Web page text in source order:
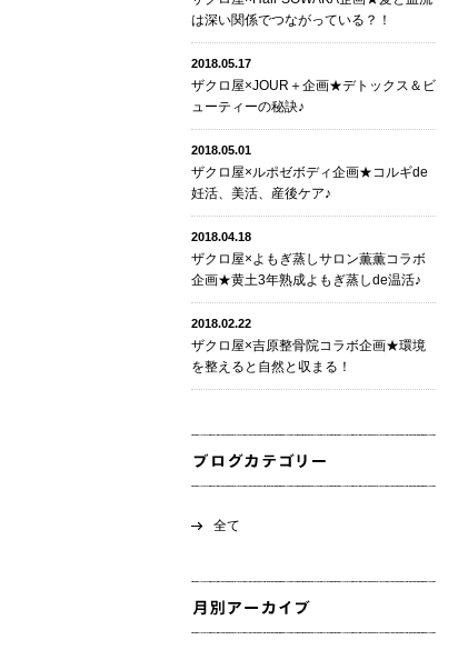
は深い関係でつながっている？！
2018.05.17
ザクロ屋×JOUR＋企画★デトックス＆ビ
ューティーの秘訣♪
2018.05.01
ザクロ屋×ルポゼボディ企画★コルギde
妊活、美活、産後ケア♪
2018.04.18
ザクロ屋×よもぎ蒸しサロン薫薫コラボ
企画★黄土3年熟成よもぎ蒸しde温活♪
2018.02.22
ザクロ屋×吉原整骨院コラボ企画★環境
を整えると自然と収まる！
全て